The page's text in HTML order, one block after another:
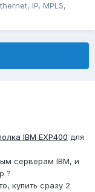
IP, MPLS,
IBM EXP400 для
серверам IBM, и
?
купить сразу 2